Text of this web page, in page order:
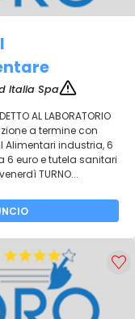
Italia Spa
AL LABORATORIO
a termine con
Alimentari industria, 6
6 euro e tutela sanitari
TURNO...